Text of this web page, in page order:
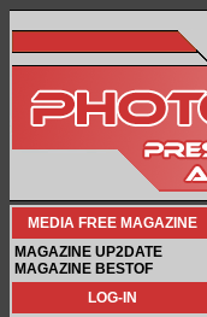
MEDIA FREE MAGAZINE
MAGAZINE UP2DATE
MAGAZINE BESTOF
LOG-IN